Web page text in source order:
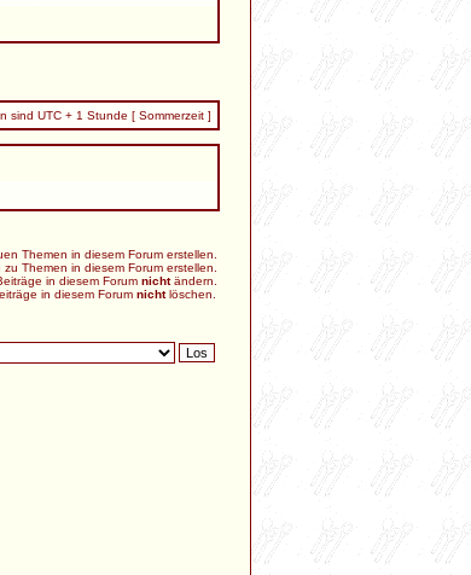
sind UTC + 1 Stunde [ Sommerzeit ]
Themen in diesem Forum erstellen.
zu Themen in diesem Forum erstellen.
in diesem Forum nichtändern.
in diesem Forum nichtlöschen.